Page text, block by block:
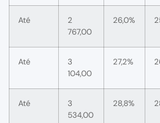
Até
2
767,00
26,0%
Até
3
104,00
27,2%
Até
3
534,00
28,8%